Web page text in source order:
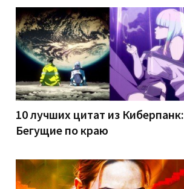
10 лучших цитат из Киберпанк:
Бегущие по краю